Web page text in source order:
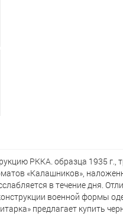
РККА. образца 1935 г.,
«Калашников»,
в течение дня.
военной формы
предлагает кyпить